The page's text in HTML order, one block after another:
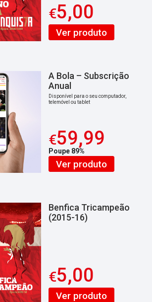
€5,00
Ver produto
A Bola – Subscrição
Anual
Disponível para o seu computador,
telemóvel ou tablet
€59,99
Poupe 89%
Ver produto
Benfica Tricampeão
(2015-16)
€5,00
Ver produto